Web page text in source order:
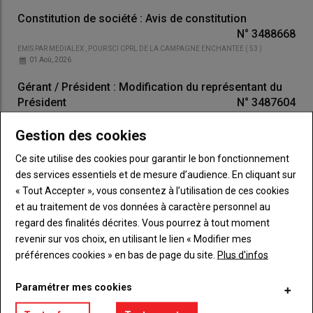
Constitution de société : Avis de constitution
N° 3488668
EMIS PAR MEDIALEX , POURSCI CPRL DE LA CAMPAGNE ENCHANTEE ( 53 )
01 Aoû, 2026
Gérant / Président : Modification du représentant du
Président
N° 3487604
01 Aoû, 2026
Constitution de société : Avis de constitution
N°3488773
EMIS PAR , POUR MIDWIVES CHEZ FERNAND. )
01 Aoû, 2026
Dissolution anticipée : Dissolution anticipée
N°3482252
EMIS PARMEDIALEX , POURFROISSARD CLAUDE DISSOLUTION
29 Jul, 2026
commissaires aux comptes
3477514
EMIS PAR MEDIALEX, POURAAK/KBP/MP/STTM
28 Jul, 2026
Gestion des cookies
Ce site utilise des cookies pour garantir le bon fonctionnement
des services essentiels et de mesure d’audience. En cliquant sur
« Tout Accepter », vous consentez à l’utilisation de ces cookies
et au traitement de vos données à caractère personnel au
regard des finalités décrites. Vous pourrez à tout moment
revenir sur vos choix, en utilisant le lien « Modifier mes
préférences cookies » en bas de page du site. Plus d'infos
Paramétrer mes cookies